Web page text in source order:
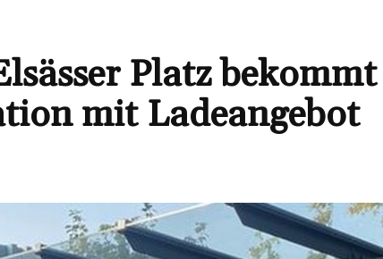
Platz
mit Ladeangebot